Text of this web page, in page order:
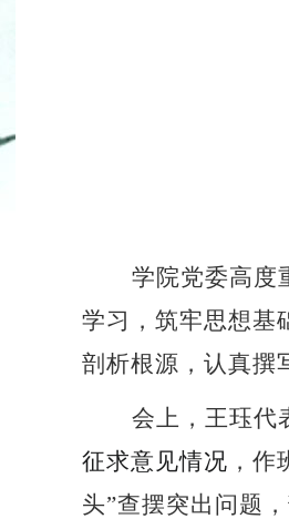
学院党委高度
学习，筑牢思想基
剖析根源，认真撰
会上， 王珏代
征求意见情况 ，
头”查摆突出问题 ，